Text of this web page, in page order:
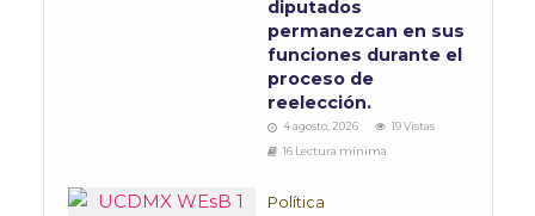
diputados
permanezcan en sus
funciones durante el
proceso de
reelección.
4 agosto, 2026
19 Vistas
16 Lectura mínima
Política